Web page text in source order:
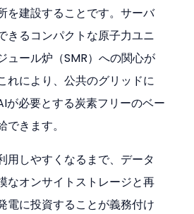
を建設することです。サーバ
きるコンパクトな原子力ユニ
ュール炉（SMR）への関心が
れにより、公共のグリッドに
が必要とする炭素フリーのベー
きます。
用しやすくなるまで、データ
なオンサイトストレージと再
電に投資することが義務付け